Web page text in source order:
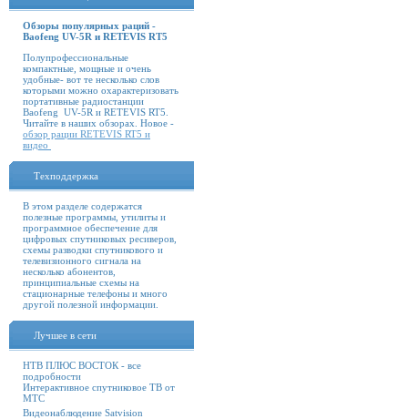
Обзоры популярных раций -
Baofeng UV-5R и RETEVIS RT5
Полупрофессиональные
компактные, мощные и очень
удобные- вот те несколько слов
которыми можно охарактеризовать
портативные радиостанции
Baofeng UV-5R и RETEVIS RT5.
Читайте в наших обзорах. Новое -
обзор рации RETEVIS RT5 и
видео
Техподдержка
В этом разделе содержатся
полезные программы, утилиты и
программное обеспечение для
цифровых спутниковых ресиверов,
схемы разводки спутникового и
телевизионного сигнала на
несколько абонентов,
принципиальные схемы на
стационарные телефоны и много
другой полезной информации.
Лучшее в сети
НТВ ПЛЮС ВОСТОК - все
подробности
Интерактивное спутниковое ТВ от
МТС
Видеонаблюдение Satvision